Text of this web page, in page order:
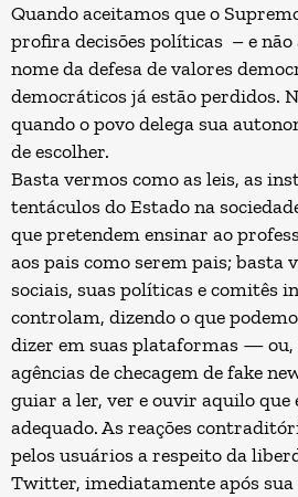
Quando aceitamos que o
profira decisões políticas – e não
nome da defesa de valores
democráticos já estão perdidos.
quando o povo delega sua
de escolher.
Basta vermos como as leis, as
tentáculos do Estado na
que pretendem ensinar ao
aos pais como serem pais; basta
sociais, suas políticas e comitês
controlam, dizendo o que
dizer em suas plataformas — ou,
agências de checagem de fake
guiar a ler, ver e ouvir aquilo que
adequado. As reações
pelos usuários a respeito da
Twitter, imediatamente após